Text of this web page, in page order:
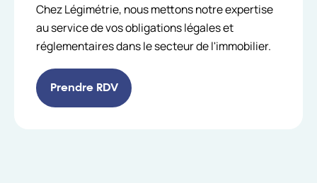
Chez Légimétrie, nous mettons notre expertise
au service de vos obligations légales et
réglementaires dans le secteur de l'immobilier.
Prendre RDV